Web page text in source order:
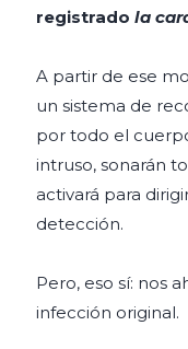
registradola
A partir de ese
un sistema de
por todo el
intruso, sonarán
activará para
detección.
Pero, eso sí: nos
infección original.